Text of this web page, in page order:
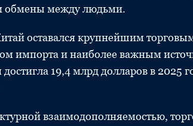
обмены между людьми.
оставался крупнейшим
импорта и наиболее важным
19,4 млрд долларов в 2025
взаимодополняемостью,